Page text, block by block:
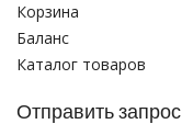
Корзина
Баланс
Каталог товаров
Отправить запрос